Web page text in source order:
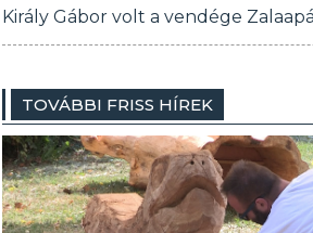
Király Gábor volt a vendége
TOVÁBBI FRISS HÍREK